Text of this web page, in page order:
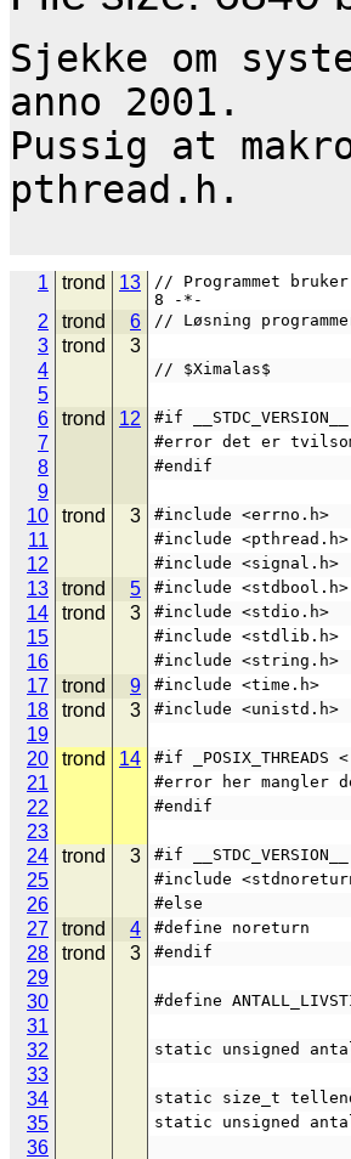
Sjekke om
anno 2001.
Pussig at
pthread.h.
1 trond 13
// Programmet
8 -*-
2 trond 6 // Løsning
3 trond
3
4
// $Ximalas$
5
6
trond 12 #if
7 #error det er
8 #endif
9
10
trond 3 #include <errno.h>
11 #include <pthread.h>
12 #include <signal.h>
13 trond 5 #include <stdbool.h>
14 trond 3 #include <stdio.h>
15 #include <stdlib.h>
16 #include <string.h>
17 trond 9 #include <time.h>
18 trond 3 #include <unistd.h>
19
20
trond 14 #if _POSIX_THREADS
21 #error her mangler
22 #endif
23
24
trond 3 #if
25 #include
26 #else
27 trond 4 #define noreturn
28 trond 3 #endif
29
30
#define
31
32
static unsigned
33
34
static size_t
35 static unsigned
36